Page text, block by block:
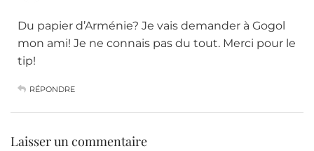
Du papier d’Arménie? Je vais demander à Gogol
mon ami! Je ne connais pas du tout. Merci pour le
tip!
RÉPONDRE
Laisser un commentaire